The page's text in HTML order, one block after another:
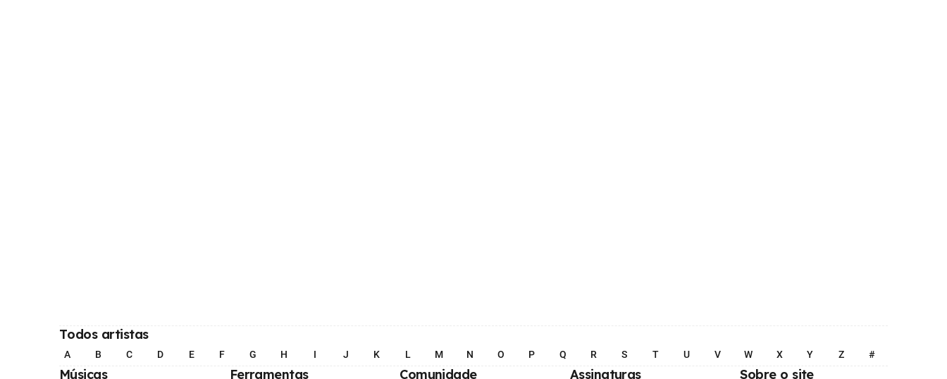
Todos artistas
A B C D E F G H I J K L M N O P Q R S T U V W X Y Z #
Músicas Ferramentas Comunidade Assinaturas Sobre o site